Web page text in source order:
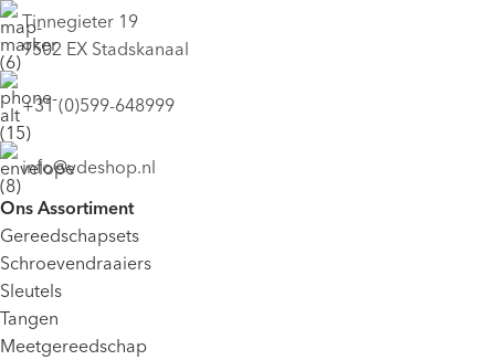
Tinnegieter 19
9502 EX Stadskanaal
+31 (0)599-648999
info@vdeshop.nl
Ons Assortiment
Gereedschapsets
Schroevendraaiers
Sleutels
Tangen
Meetgereedschap